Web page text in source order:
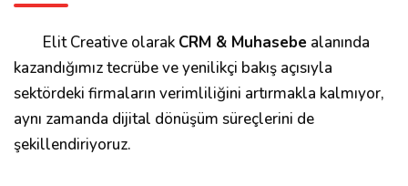
Elit Creative olarak CRM & Muhasebe alanında
kazandığımız tecrübe ve yenilikçi bakış açısıyla
sektördeki firmaların verimliliğini artırmakla kalmıyor,
aynı zamanda dijital dönüşüm süreçlerini de
şekillendiriyoruz.